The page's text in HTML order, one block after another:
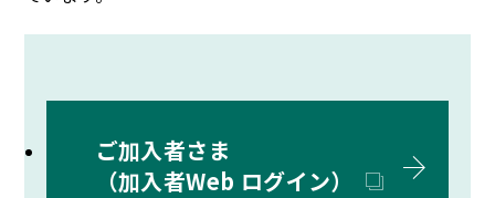
ご加入者さま
（加入者Web ログイン）